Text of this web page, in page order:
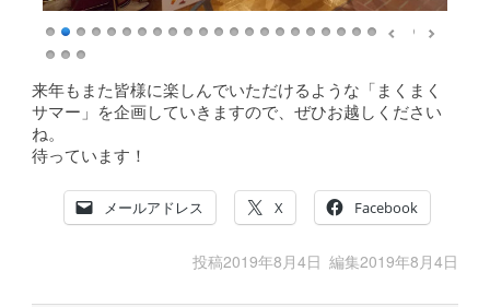
来年もまた皆様に楽しんでいただけるような「まくまく
サマー」を企画していきますので、ぜひお越しください
ね。
待っています！
メールアドレス X Facebook
投稿2019年8月4日 編集2019年8月4日